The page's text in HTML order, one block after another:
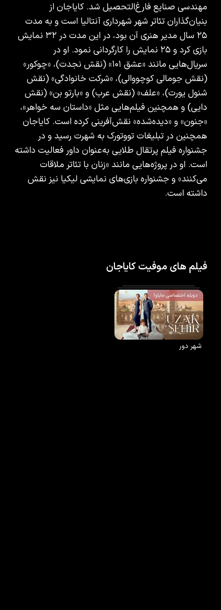
مهندسی صنایع فارغ‌التحصیل شد. کایاجان از
بنیان‌گذاران تئاتر شهر شهرداری آنتالیا است و به مدت
۲۵ سال مدیر هنری آن بود، در این مدت در ۳۲ نمایش
بازی کرد و ۲۵ نمایش را کارگردانی نمود. او در
سریال‌هایی مانند «عشق ۱۰۱» (نقش نجدت)، «چوکور»
(نقش جومالی کوچووالی)، «شرکت خانوادگی» (نقش
شنول یورت)، «علف» (نقش عرب) و «بارتو بن» (نقش
دایی) و همچنین فیلم‌هایی مثل «داستان سه خواهر»،
«جنون» و «دیده‌شده» نقش‌آفرینی کرده است. کایاجان
همچنین در تبلیغات تووتورک به شهرت رسید و در
جشنواره فیلم پرتقال طلایی به‌عنوان داور فعالیت داشته
است. او در پروژه‌هایی مانند «زنان با تئاتر ملاقات
می‌کنند» و جشنواره بازی‌های نمایشی لیکیا نیز نقش
داشته است.
فیلم های موفیت کایاجان
دوبله اختصاصی مایاوا
شهر دور